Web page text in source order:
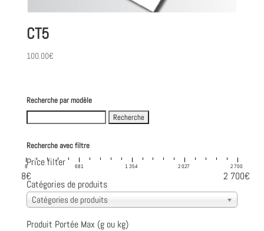
CT5
100.00€
Recherche par modèle
Recherche avec filtre
Price filter
8€
2 700€
8 681 1 354 2 027 2 700
Catégories de produits
Catégories de produits
Produit Portée Max (g ou kg)